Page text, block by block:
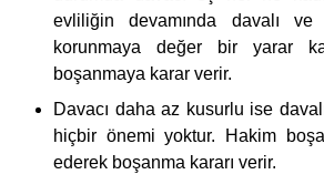
evliliğin devamında davalı ve
korunmaya değer bir yarar
boşanmaya karar verir.
Davacı daha az kusurlu ise
hiçbir önemi yoktur. Hakim
ederek boşanma kararı verir.